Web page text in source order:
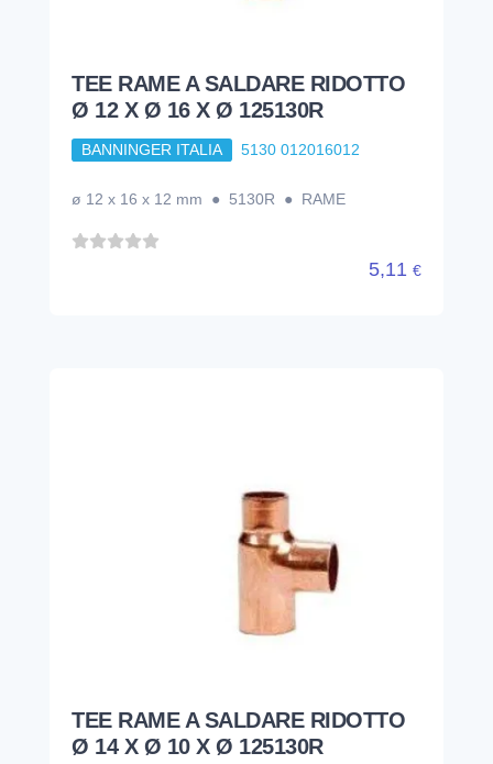
TEE RAME A SALDARE RIDOTTO
Ø 12 X Ø 16 X Ø 125130R
BANNINGER ITALIA 5130 012016012
ø 12 x 16 x 12 mm ● 5130R ● RAME
5,11 €
TEE RAME A SALDARE RIDOTTO
Ø 14 X Ø 10 X Ø 125130R